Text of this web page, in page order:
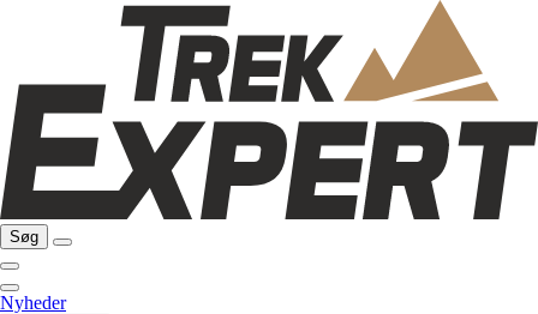
Søg
Nyheder